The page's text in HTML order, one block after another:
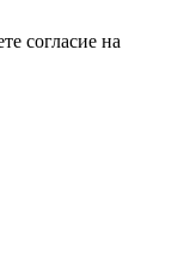
согласие на